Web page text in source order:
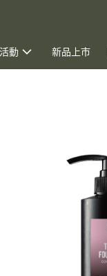
動 新品上市